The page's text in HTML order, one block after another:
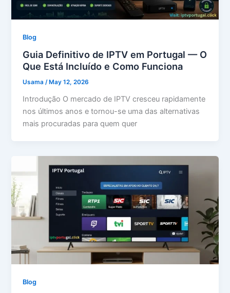
Blog
Guia Definitivo de IPTV em Portugal — O
Que Está Incluído e Como Funciona
Usama/ May 12, 2026
Introdução O mercado de IPTV cresceu rapidamente
nos últimos anos e tornou-se uma das alternativas
mais procuradas para quem quer
Blog